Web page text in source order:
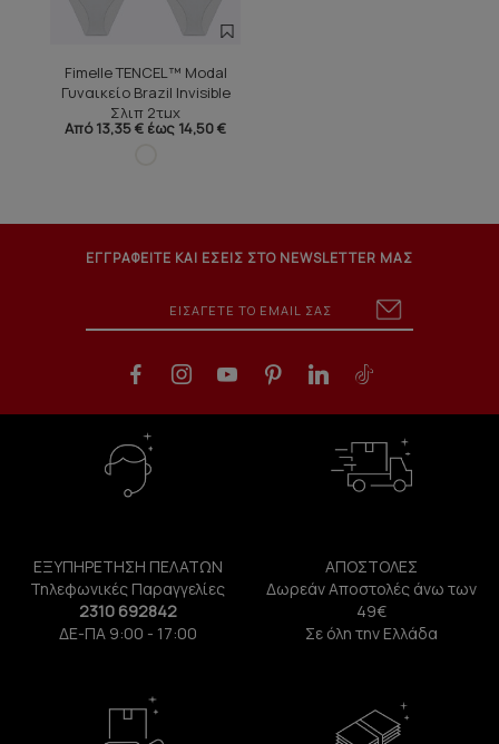
Fimelle TENCEL™ Modal
Γυναικείο Brazil Invisible
Σλιπ 2τμχ
Από 13,35 € έως 14,50 €
ΕΓΓΡΑΦΕΙΤΕ ΚΑΙ ΕΣΕΙΣ ΣΤΟ NEWSLETTER ΜΑΣ
ΕΞΥΠΗΡΕΤΗΣΗ ΠΕΛΑΤΩΝ
Τηλεφωνικές Παραγγελίες
2310 692842
ΔΕ-ΠΑ 9:00 - 17:00
ΑΠΟΣΤΟΛΕΣ
Δωρεάν Αποστολές άνω των
49€
Σε όλη την Ελλάδα